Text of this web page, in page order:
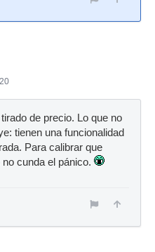
de precio. Lo que no
tienen una funcionalidad
Para calibrar que
cunda el pánico.